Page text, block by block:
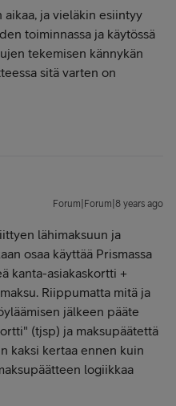
ja vieläkin esiintyy
toiminnassa ja käytössä
tekemisen kännykän
sitä varten on
Forum|Forum|8 years ago
lähimaksuun ja
osaa käyttää Prismassa
kanta-asiakaskortti +
Riippumatta mitä ja
jälkeen pääte
(tjsp) ja maksupäätettä
kaksi kertaa ennen kuin
logiikkaa